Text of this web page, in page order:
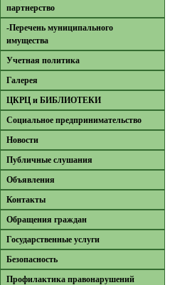
партнерство
-Перечень муниципального
имущества
Учетная политика
Галерея
ЦКРЦ и БИБЛИОТЕКИ
Социальное предпринимательство
Новости
Публичные слушания
Объявления
Контакты
Обращения граждан
Государственные услуги
Безопасность
Профилактика правонарушений